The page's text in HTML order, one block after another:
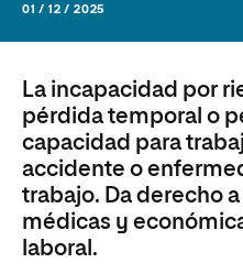
01 / 12 / 2025
La incapacidad por
pérdida temporal o
capacidad para
accidente o
trabajo. Da derecho
médicas y
laboral.